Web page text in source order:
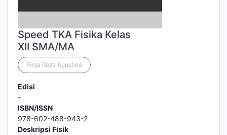
Speed TKA Fisika Kelas
XII SMA/MA
Firda Reza Agustina
Edisi
-
ISBN/ISSN
978-602-488-943-2
Deskripsi Fisik